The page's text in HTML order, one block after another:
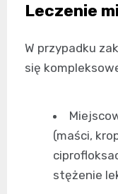
Leczenie
W przypadku
się
(maści,
stężenie